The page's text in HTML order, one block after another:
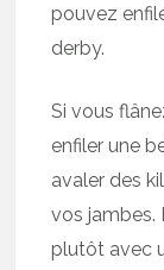
pouvez
derby.
Si vous
enfiler une
avaler des
vos jambes.
plutôt avec